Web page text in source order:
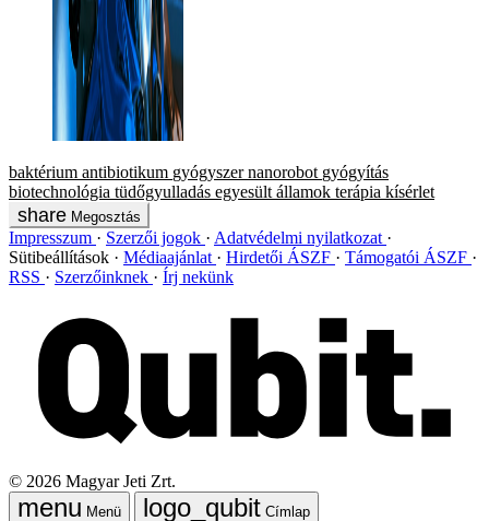
baktérium antibiotikum gyógyszer nanorobot gyógyítás
biotechnológia tüdőgyulladás egyesült államok terápia kísérlet
Megosztás
Impresszum Szerzői jogok
Adatvédelmi nyilatkozat
Sütibeállítások
Médiaajánlat Hirdetői ÁSZF
Támogatói ÁSZF
RSS
Szerzőinknek Írj nekünk
© 2026 Magyar Jeti Zrt.
Menü Címlap